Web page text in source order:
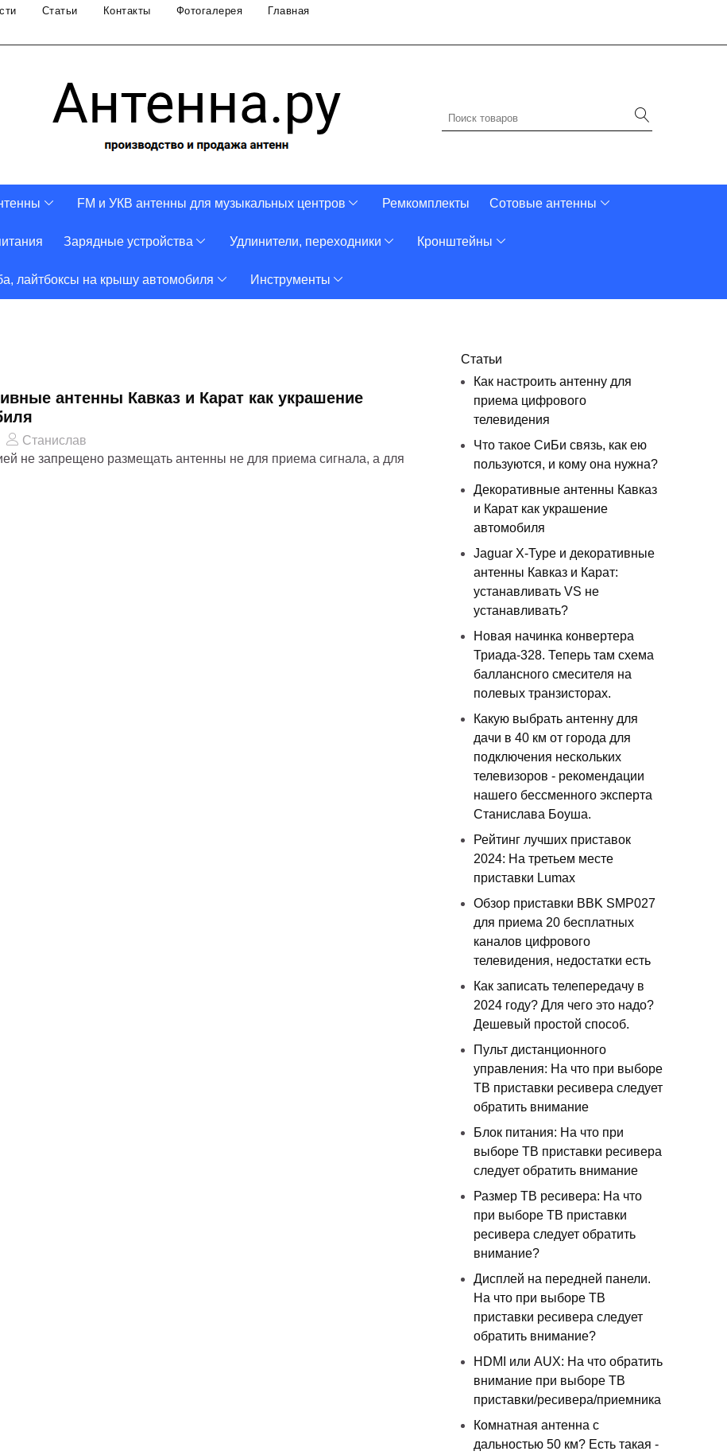
Статьи Контакты Фотогалерея
Главная
FM и УКВ антенны для музыкальных центров Ремкомплекты Сотовые антенны
Зарядные устройства Удлинители, переходники Кронштейны
лайтбоксы на крышу автомобиля Инструменты
антенны Кавказ и Карат как украшение
Станислав
не запрещено размещать антенны не для приема сигнала, а для
Статьи
Как настроить антенну для
приема цифрового
телевидения
Что такое СиБи связь, как ею
пользуются, и кому она нужна?
Декоративные антенны Кавказ
и Карат как украшение
автомобиля
Jaguar X-Type и декоративные
антенны Кавказ и Карат:
устанавливать VS не
устанавливать?
Новая начинка конвертера
Триада-328. Теперь там схема
баллансного смесителя на
полевых транзисторах.
Какую выбрать антенну для
дачи в 40 км от города для
подключения нескольких
телевизоров - рекомендации
нашего бессменного эксперта
Станислава Боуша.
Рейтинг лучших приставок
2024: На третьем месте
приставки Lumax
Обзор приставки BBK SMP027
для приема 20 бесплатных
каналов цифрового
телевидения, недостатки есть
Как записать телепередачу в
2024 году? Для чего это надо?
Дешевый простой способ.
Пульт дистанционного
управления: На что при выборе
ТВ приставки ресивера следует
обратить внимание
Блок питания: На что при
выборе ТВ приставки ресивера
следует обратить внимание
Размер ТВ ресивера: На что
при выборе ТВ приставки
ресивера следует обратить
внимание?
Дисплей на передней панели.
На что при выборе ТВ
приставки ресивера следует
обратить внимание?
HDMI или AUX: На что обратить
внимание при выборе ТВ
приставки/ресивера/приемника
Комнатная антенна с
дальностью 50 км? Есть такая -